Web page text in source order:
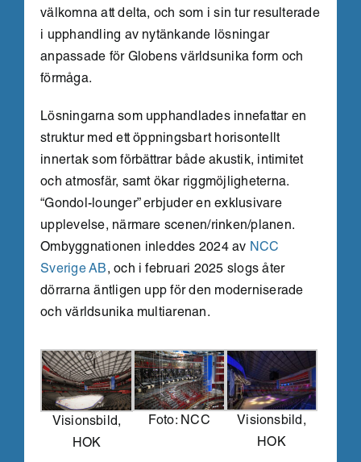
välkomna att delta, och som i sin tur resulterade
i upphandling av nytänkande lösningar
anpassade för Globens världsunika form och
förmåga.
Lösningarna som upphandlades innefattar en
struktur med ett öppningsbart horisontellt
innertak som förbättrar både akustik, intimitet
och atmosfär, samt ökar riggmöjligheterna.
“Gondol-lounger” erbjuder en exklusivare
upplevelse, närmare scenen/rinken/planen.
Ombyggnationen inleddes 2024 av NCC
Sverige AB, och i februari 2025 slogs åter
dörrarna äntligen upp för den moderniserade
och världsunika multiarenan.
Visionsbild,
HOK
Foto: NCC
Visionsbild,
HOK